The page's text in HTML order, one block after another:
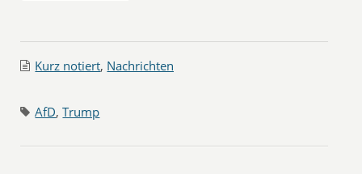
Kurz notiert, Nachrichten
AfD,Trump